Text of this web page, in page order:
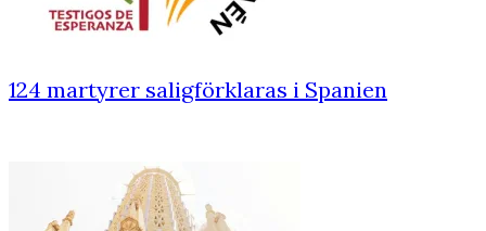
124 martyrer saligförklaras i Spanien